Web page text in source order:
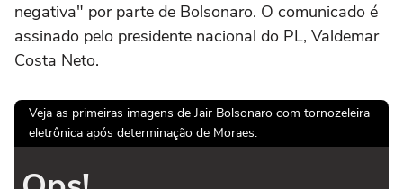
negativa" por parte de Bolsonaro. O comunicado é
assinado pelo presidente nacional do PL, Valdemar
Costa Neto.
Veja as primeiras imagens de Jair Bolsonaro com tornozeleira
eletrônica após determinação de Moraes: